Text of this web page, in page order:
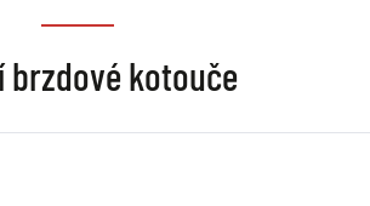
brzdové kotouče